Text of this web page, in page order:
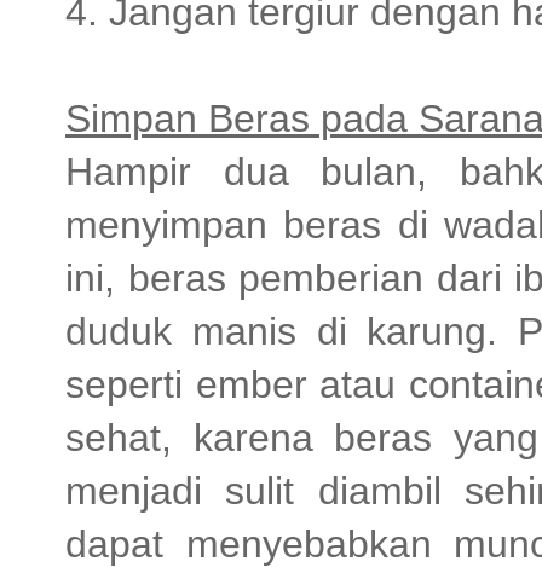
4. Jangan tergiur dengan
Simpan Beras pada
Hampir dua bulan,
menyimpan beras di
ini, beras pemberian dari
duduk manis di karung.
seperti ember atau
sehat, karena beras
menjadi sulit diambil
dapat menyebabkan